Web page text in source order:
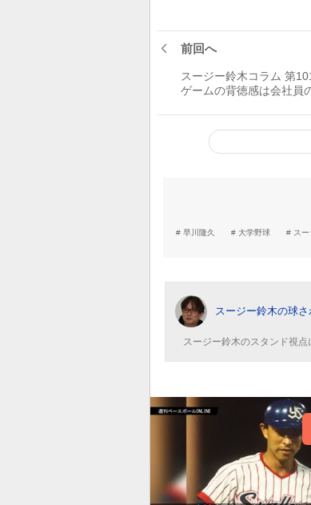
前回へ
スージー鈴木コラム 第
ゲームの背徳感は会社員
早川隆久 大学野球 ス
スージー鈴木の球さ
スージー鈴木のスタンド視